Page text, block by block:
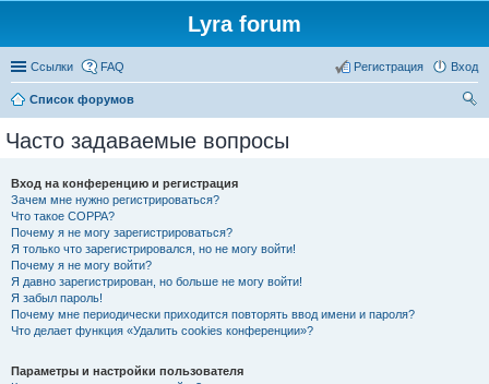
Lyra forum
Ссылки FAQ Вход
Регистрация
Список форумов
Часто задаваемые вопросы
Вход на конференцию и регистрация
Зачем мне нужно регистрироваться?
Что такое COPPA?
Почему я не могу зарегистрироваться?
Я только что зарегистрировался, но не могу войти!
Почему я не могу войти?
Я давно зарегистрирован, но больше не могу войти!
Я забыл пароль!
Почему мне периодически приходится повторять ввод имени и пароля?
Что делает функция «Удалить cookies конференции»?
Параметры и настройки пользователя